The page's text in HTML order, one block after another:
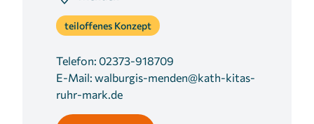
teiloffenes Konzept
Telefon: 02373-918709
E-Mail: walburgis-menden@kath-kitas-
ruhr-mark.de